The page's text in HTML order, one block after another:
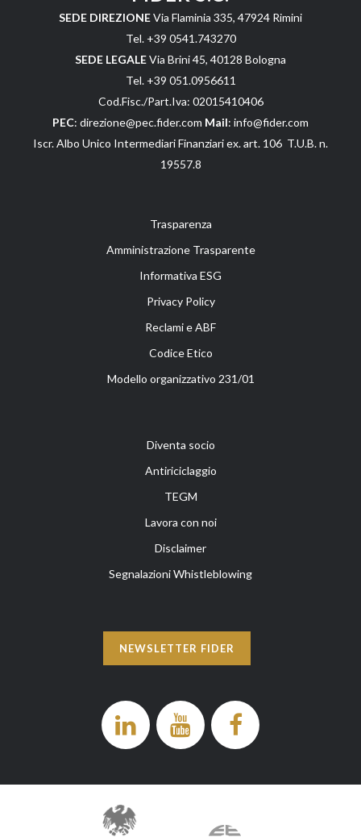
SEDE DIREZIONEVia Flaminia 335, 47924 Rimini
Tel. +39 0541.743270
SEDE LEGALEVia Brini 45, 40128 Bologna
Tel. +39 051.0956611
Cod.Fisc./Part.Iva: 02015410406
PEC: direzione@pec.fider.com Mail: info@fider.com
Iscr. Albo Unico Intermediari Finanziari ex. art. 106 T.U.B. n.
19557.8
Trasparenza
Amministrazione Trasparente
Informativa ESG
Privacy Policy
Reclami e ABF
Codice Etico
Modello organizzativo 231/01
Diventa socio
Antiriciclaggio
TEGM
Lavora con noi
Disclaimer
Segnalazioni Whistleblowing
NEWSLETTER FIDER